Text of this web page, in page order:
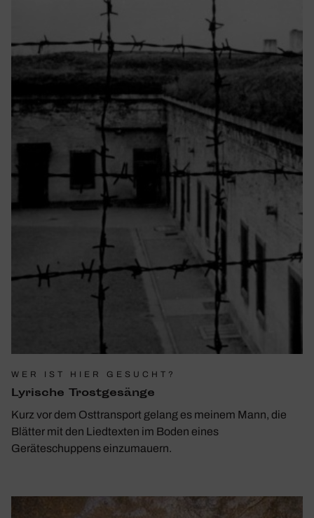
WER IST HIER GESUCHT?
Lyri­sche Trost­ge­sänge
Kurz vor dem Osttransport gelang es meinem Mann, die
Blätter mit den Liedtexten im Boden eines
Geräteschuppens einzumauern.